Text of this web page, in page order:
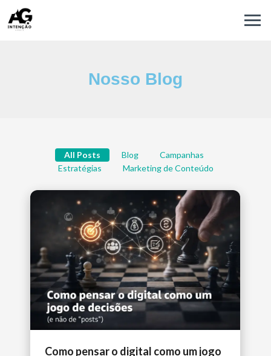
Nosso Blog
All Posts Blog
Campanhas
Estratégias
Marketing de Conteúdo
Como pensar o digital como um jogo